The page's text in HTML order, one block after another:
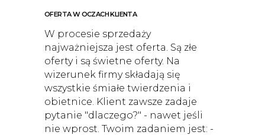
OFERTA W OCZACH KLIENTA
W procesie sprzedaży
najważniejsza jest oferta. Są złe
oferty i są świetne oferty. Na
wizerunek firmy składają się
wszystkie śmiałe twierdzenia i
obietnice. Klient zawsze zadaje
pytanie "dlaczego?" - nawet jeśli
nie wprost. Twoim zadaniem jest: -